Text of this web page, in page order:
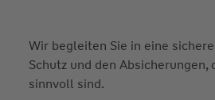
Wir begleiten Sie in eine
Schutz und den Absicherungen,
sinnvoll sind.